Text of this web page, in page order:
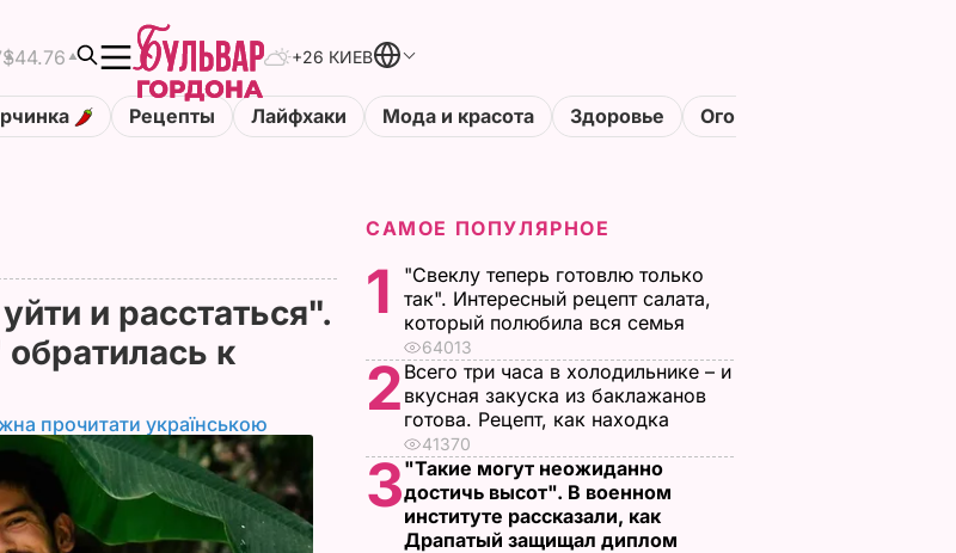
$44.76 +26 КИЕВ
Рецепты Лайфхаки Мода и красота Здоровье Огороды
и расстаться".
к
прочитати українською
САМОЕ ПОПУЛЯРНОЕ
1
"Свеклу теперь готовлю только
так". Интересный рецепт салата,
который полюбила вся семья
64013
2 Всего три часа в холодильнике – и
вкусная закуска из баклажанов
готова. Рецепт, как находка
41370
3"Такие могут неожиданно
достичь высот". В военном
институте рассказали, как
Драпатый защищал диплом